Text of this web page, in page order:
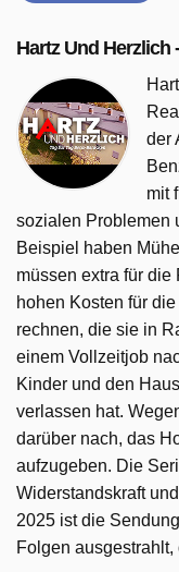
Hartz Und Herzlich
der
mit
sozialen Problemen
Beispiel haben
müssen extra für
hohen Kosten für
rechnen, die sie in
einem Vollzeitjob
Kinder und den
verlassen hat.
darüber nach, das
aufzugeben. Die
Widerstandskraft
2025 ist die
Folgen